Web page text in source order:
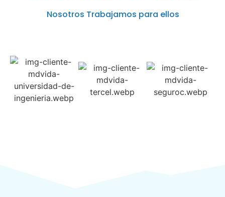
Nosotros Trabajamos para ellos